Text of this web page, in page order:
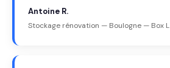
Antoine R.
Stockage rénovation — Boulogne — Box L